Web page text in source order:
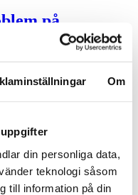
Om
din personliga data,
teknologi såsom
till information på din
på
det var som avgjorde att
från